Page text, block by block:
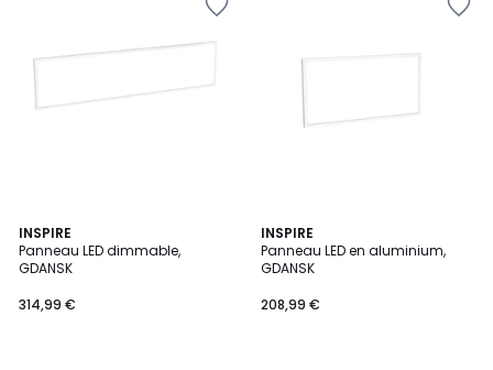
INSPIRE
Panneau LED dimmable,
GDANSK
314,99 €
INSPIRE
Panneau LED en aluminium,
GDANSK
208,99 €